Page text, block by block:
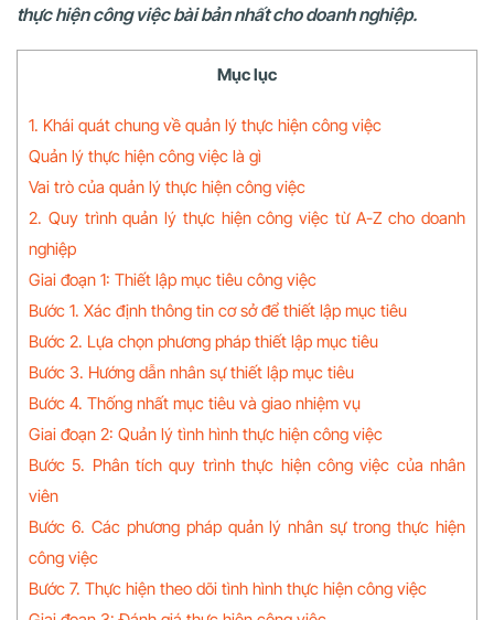
thực hiện công việc bài bản nhất cho doanh nghiệp.
Mục lục
1. Khái quát chung về quản lý thực hiện công việc
Quản lý thực hiện công việc là gì
Vai trò của quản lý thực hiện công việc
2. Quy trình quản lý thực hiện công việc từ A-Z cho doanh
nghiệp
Giai đoạn 1: Thiết lập mục tiêu công việc
Bước 1. Xác định thông tin cơ sở để thiết lập mục tiêu
Bước 2. Lựa chọn phương pháp thiết lập mục tiêu
Bước 3. Hướng dẫn nhân sự thiết lập mục tiêu
Bước 4. Thống nhất mục tiêu và giao nhiệm vụ
Giai đoạn 2: Quản lý tình hình thực hiện công việc
Bước 5. Phân tích quy trình thực hiện công việc của nhân
viên
Bước 6. Các phương pháp quản lý nhân sự trong thực hiện
công việc
Bước 7. Thực hiện theo dõi tình hình thực hiện công việc